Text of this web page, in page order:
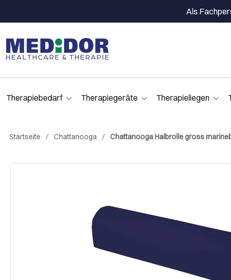
Als
Therapiebedarf Therapiegeräte Therapieliegen
Startseite Chattanooga Chattanooga Halbrolle gross